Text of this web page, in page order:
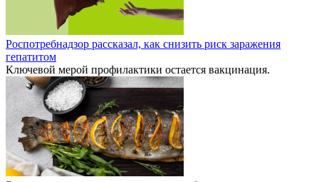
Роспотребнадзор рассказал, как снизить риск заражения
гепатитом
Ключевой мерой профилактики остается вакцинация.